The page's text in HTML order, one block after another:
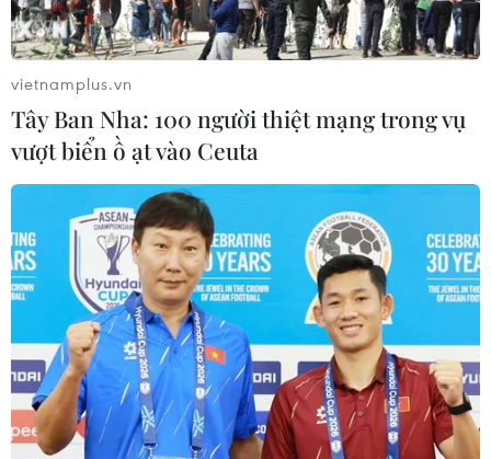
triệu view sau 14 phút.
Học trò của Ngọc Sơn giành ngôi vị quán
vietnamplus.vn
Tây Ban Nha: 100 người thiệt mạng trong vụ
vượt biển ồ ạt vào Ceuta